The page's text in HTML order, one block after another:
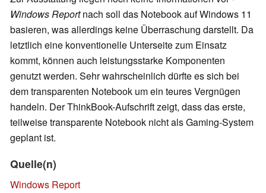
Windows Reportnach soll das Notebook auf Windows 11
basieren, was allerdings keine Überraschung darstellt. Da
letztlich eine konventionelle Unterseite zum Einsatz
kommt, können auch leistungsstarke Komponenten
genutzt werden. Sehr wahrscheinlich dürfte es sich bei
dem transparenten Notebook um ein teures Vergnügen
handeln. Der ThinkBook-Aufschrift zeigt, dass das erste,
teilweise transparente Notebook nicht als Gaming-System
geplant ist.
Quelle(n)
Windows Report